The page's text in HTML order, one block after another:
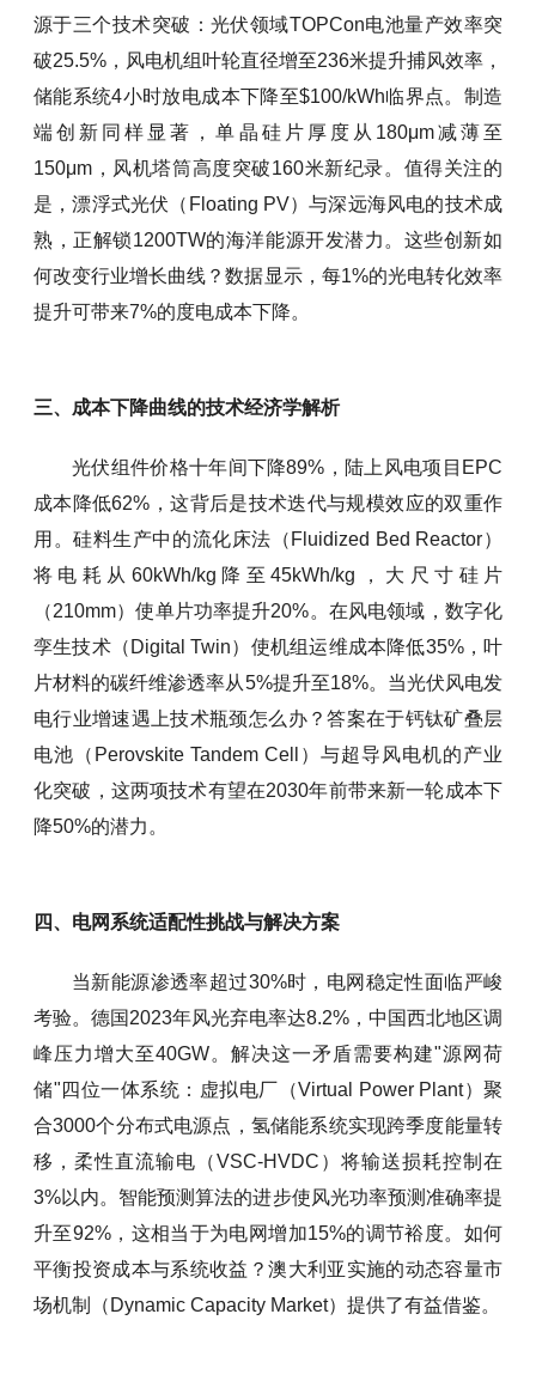
源于三个技术突破：光伏领域TOPCon电池量产效率突
破25.5%，风电机组叶轮直径增至236米提升捕风效率，
储能系统4小时放电成本下降至$100/kWh临界点。制造
端创新同样显著，单晶硅片厚度从180μm减薄至
150μm，风机塔筒高度突破160米新纪录。值得关注的
是，漂浮式光伏（Floating PV）与深远海风电的技术成
熟，正解锁1200TW的海洋能源开发潜力。这些创新如
何改变行业增长曲线？数据显示，每1%的光电转化效率
提升可带来7%的度电成本下降。
三、成本下降曲线的技术经济学解析
光伏组件价格十年间下降89%，陆上风电项目EPC
成本降低62%，这背后是技术迭代与规模效应的双重作
用。硅料生产中的流化床法（Fluidized Bed Reactor）
将电耗从60kWh/kg降至45kWh/kg，大尺寸硅片
（210mm）使单片功率提升20%。在风电领域，数字化
孪生技术（Digital Twin）使机组运维成本降低35%，叶
片材料的碳纤维渗透率从5%提升至18%。当光伏风电发
电行业增速遇上技术瓶颈怎么办？答案在于钙钛矿叠层
电池（Perovskite Tandem Cell）与超导风电机的产业
化突破，这两项技术有望在2030年前带来新一轮成本下
降50%的潜力。
四、电网系统适配性挑战与解决方案
当新能源渗透率超过30%时，电网稳定性面临严峻
考验。德国2023年风光弃电率达8.2%，中国西北地区调
峰压力增大至40GW。解决这一矛盾需要构建"源网荷
储"四位一体系统：虚拟电厂（Virtual Power Plant）聚
合3000个分布式电源点，氢储能系统实现跨季度能量转
移，柔性直流输电（VSC-HVDC）将输送损耗控制在
3%以内。智能预测算法的进步使风光功率预测准确率提
升至92%，这相当于为电网增加15%的调节裕度。如何
平衡投资成本与系统收益？澳大利亚实施的动态容量市
场机制（Dynamic Capacity Market）提供了有益借鉴。